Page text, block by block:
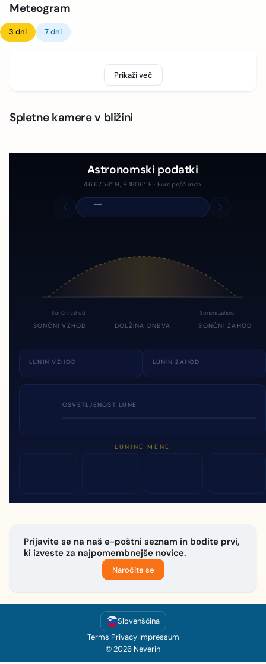
Meteogram
3 dni 7 dni
Prikaži več
Spletne kamere v bližini
Astronomski podatki
46.6758° N, 9.1806° E · Europe/Zurich
Sončni vzhod Sončni zahod
SONČNI VZHOD DOLŽINA DNEVA SONČNI ZAHOD
LUNIN VZHOD LUNIN ZAHOD
OSVETLJENOST LUNE
LUNINE MENE
Prijavite se na naš e-poštni seznam in bodite prvi,
ki izveste za najpomembnejše novice.
Naročite se
Slovenščina
Terms|Privacy|Impressum
© 2026 Neverin